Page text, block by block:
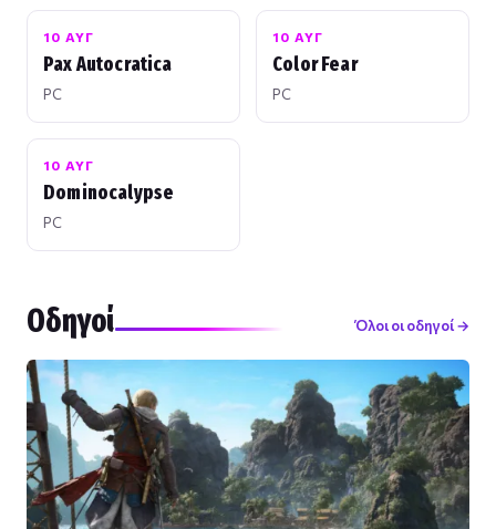
10 ΑΥΓ
Pax Autocratica
PC
10 ΑΥΓ
Color Fear
PC
10 ΑΥΓ
Dominocalypse
PC
Οδηγοί Όλοι οι οδηγοί →